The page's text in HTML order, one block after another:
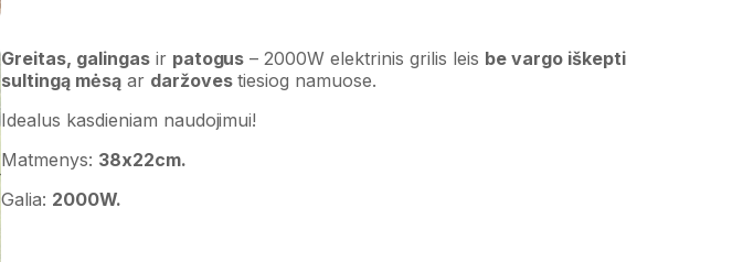
Greitas, galingasir patogus – 2000W elektrinis grilis leis be vargo iškepti
sultingą mėsąar daržovestiesiog namuose.
Idealus kasdieniam naudojimui!
Matmenys: 38x22cm.
Galia: 2000W.